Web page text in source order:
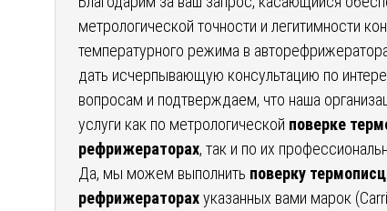
метрологической точности и легитимности
температурного режима в
дать исчерпывающую консультацию по
вопросам и подтверждаем, что наша
услуги как по метрологической поверке
рефрижераторах, так и по их
Да, мы можем выполнить поверку
рефрижераторахуказанных вами марок